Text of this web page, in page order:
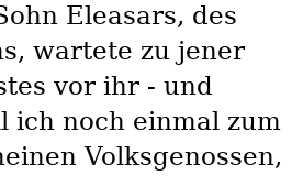
Eleasars, des
wartete zu jener
vor ihr - und
ich noch einmal zum
Volksgenossen,